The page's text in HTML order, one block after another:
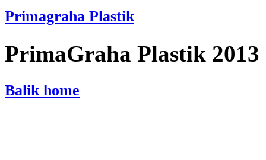
Primagraha Plastik
PrimaGraha Plastik 2013
Balik home